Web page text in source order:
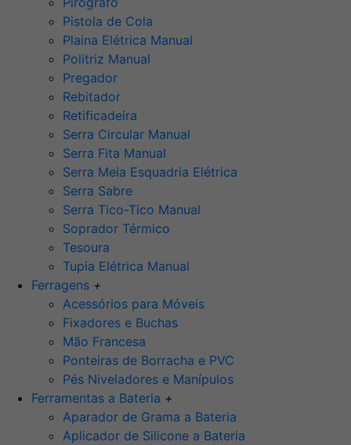
Pistola de Cola
Plaina Elétrica Manual
Politriz Manual
Pregador
Rebitador
Retificadeira
Serra Circular Manual
Serra Fita Manual
Serra Meia Esquadria Elétrica
Serra Sabre
Serra Tico-Tico Manual
Soprador Térmico
Tesoura
Tupia Elétrica Manual
Ferragens +
Acessórios para Móveis
Fixadores e Buchas
Mão Francesa
Ponteiras de Borracha e PVC
Pés Niveladores e Manípulos
Ferramentas a Bateria +
Aparador de Grama a Bateria
Aplicador de Silicone a Bateria